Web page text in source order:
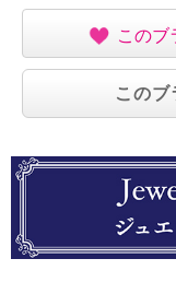
このブ
このブ